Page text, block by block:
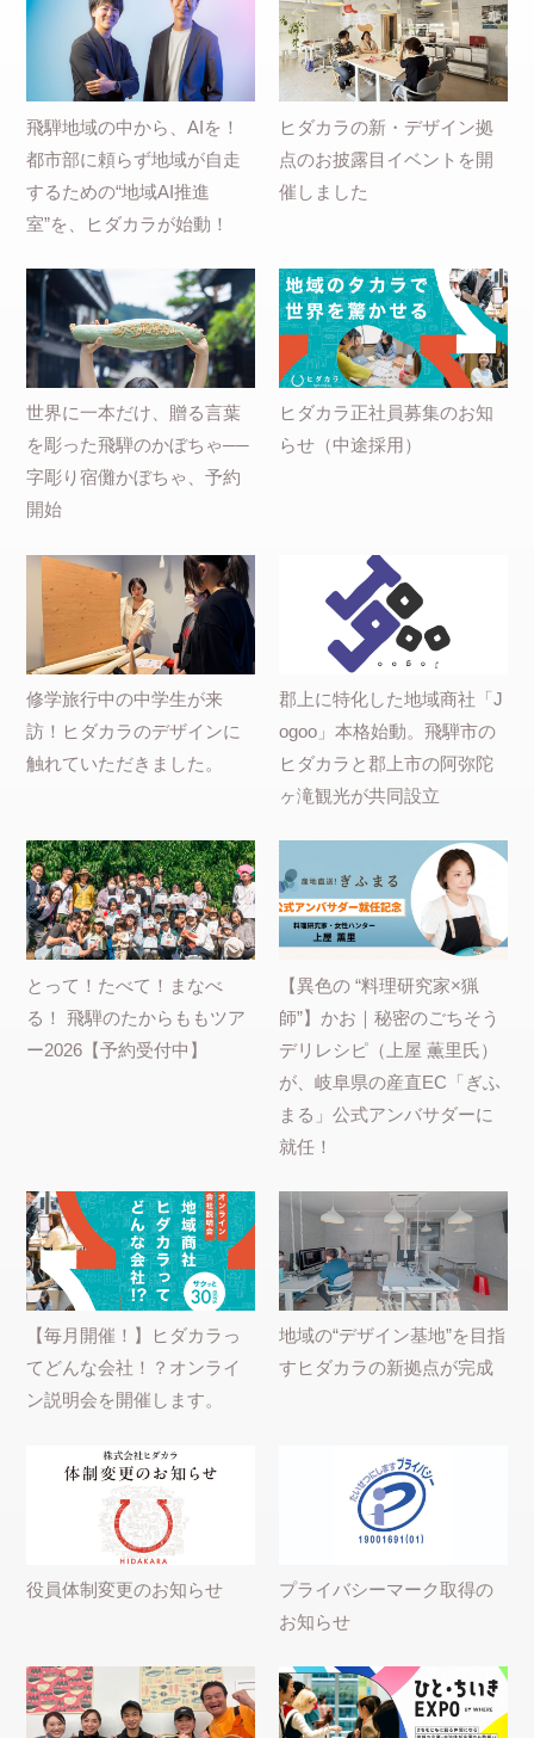
飛騨地域の中から、AIを！
都市部に頼らず地域が自走
するための“地域AI推進
室”を、ヒダカラが始動！
ヒダカラの新・デザイン拠
点のお披露目イベントを開
催しました
世界に一本だけ、贈る言葉
を彫った飛騨のかぼちゃ──
字彫り宿儺かぼちゃ、予約
開始
ヒダカラ正社員募集のお知
らせ（中途採用）
修学旅行中の中学生が来
訪！ヒダカラのデザインに
触れていただきました。
郡上に特化した地域商社「J
ogoo」本格始動。飛騨市の
ヒダカラと郡上市の阿弥陀
ヶ滝観光が共同設立
とって！たべて！まなべ
る！ 飛騨のたからももツア
ー2026【予約受付中】
【異色の “料理研究家×猟
師”】かお｜秘密のごちそう
デリレシピ（上屋 薫里氏）
が、岐阜県の産直EC「ぎふ
まる」公式アンバサダーに
就任！
【毎月開催！】ヒダカラっ
てどんな会社！？オンライ
ン説明会を開催します。
地域の“デザイン基地”を目指
すヒダカラの新拠点が完成
役員体制変更のお知らせ
プライバシーマーク取得の
お知らせ